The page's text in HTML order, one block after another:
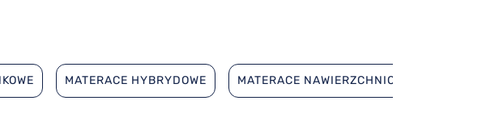
MATERACE HYBRYDOWE MATERACE NAWIERZCHNIOWE (TOPPERY)